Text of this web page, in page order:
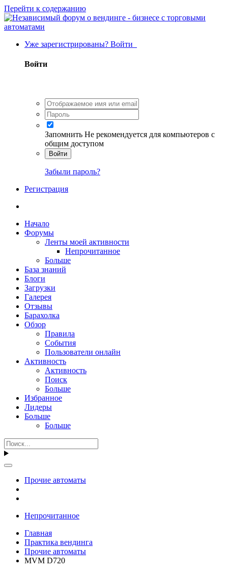
Перейти к содержанию
Уже зарегистрированы? Войти
Войти
Запомнить Не рекомендуется для компьютеров с
общим доступом
Войти
Забыли пароль?
Регистрация
Начало
Форумы
Ленты моей активности
Непрочитанное
Больше
База знаний
Блоги
Загрузки
Галерея
Отзывы
Барахолка
Обзор
Правила
События
Пользователи онлайн
Активность
Активность
Поиск
Больше
Избранное
Лидеры
Больше
Больше
Прочие автоматы
Непрочитанное
Главная
Практика вендинга
Прочие автоматы
MVM D720